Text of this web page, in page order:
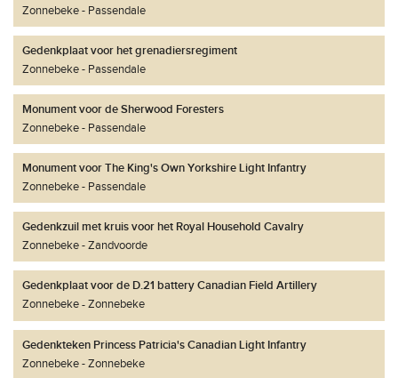
Zonnebeke
Passendale
Gedenkplaat voor het grenadiersregiment
Zonnebeke
Passendale
Monument voor de Sherwood Foresters
Zonnebeke
Passendale
Monument voor The King's Own Yorkshire Light Infantry
Zonnebeke
Passendale
Gedenkzuil met kruis voor het Royal Household Cavalry
Zonnebeke
Zandvoorde
Gedenkplaat voor de D.21 battery Canadian Field Artillery
Zonnebeke
Zonnebeke
Gedenkteken Princess Patricia's Canadian Light Infantry
Zonnebeke
Zonnebeke